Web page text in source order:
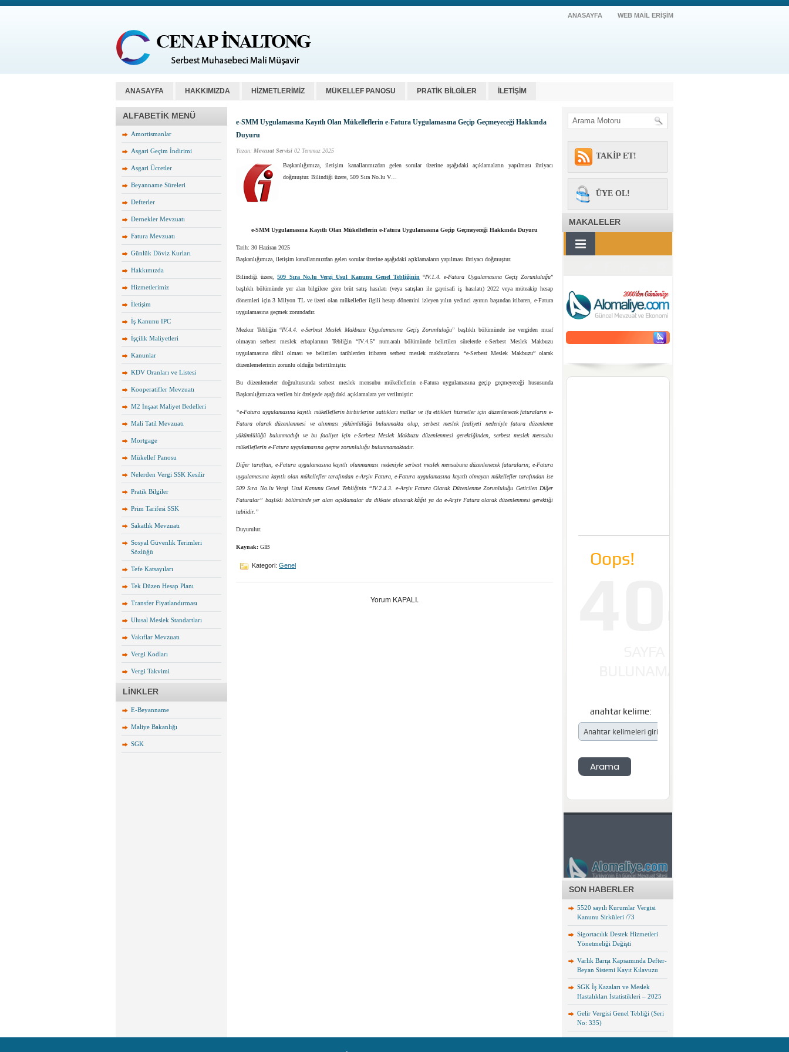
ANASAYFA WEB MAİL ERİŞİM
ANASAYFA HAKKIMIZDA HİZMETLERİMİZ MÜKELLEF PANOSU PRATİK BİLGİLER İLETİŞİM
ALFABETİK MENÜ
Amortismanlar
Asgari Geçim İndirimi
Asgari Ücretler
Beyanname Süreleri
Defterler
Dernekler Mevzuatı
Fatura Mevzuatı
Günlük Döviz Kurları
Hakkımızda
Hizmetlerimiz
İletişim
İş Kanunu IPC
İşçilik Maliyetleri
Kanunlar
KDV Oranları ve Listesi
Kooperatifler Mevzuatı
M2 İnşaat Maliyet Bedelleri
Mali Tatil Mevzuatı
Mortgage
Mükellef Panosu
Nelerden Vergi SSK Kesilir
Pratik Bilgiler
Prim Tarifesi SSK
Sakatlık Mevzuatı
Sosyal Güvenlik Terimleri
Sözlüğü
Tefe Katsayıları
Tek Düzen Hesap Planı
Transfer Fiyatlandırması
Ulusal Meslek Standartları
Vakıflar Mevzuatı
Vergi Kodları
Vergi Takvimi
LİNKLER
E-Beyanname
Maliye Bakanlığı
SGK
e-SMM Uygulamasına Kayıtlı Olan Mükelleflerin e-Fatura Uygulamasına Geçip Geçmeyeceği Hakkında
Duyuru
Yazan: Mevzuat Servisi 02 Temmuz 2025
Başkanlığımıza, iletişim kanallarımızdan gelen sorular üzerine aşağıdaki açıklamaların yapılması ihtiyacı
doğmuştur. Bilindiği üzere, 509 Sıra No.lu V…
e-SMM Uygulamasına Kayıtlı Olan Mükelleflerin e-Fatura Uygulamasına Geçip Geçmeyeceği Hakkında Duyuru
Tarih: 30 Haziran 2025
Başkanlığımıza, iletişim kanallarımızdan gelen sorular üzerine aşağıdaki açıklamaların yapılması ihtiyacı doğmuştur.
Bilindiği üzere,509 Sıra No.lu Vergi Usul Kanunu Genel Tebliğinin “IV.1.4. e-Fatura Uygulamasına Geçiş Zorunluluğu”
başlıklı bölümünde yer alan bilgilere göre brüt satış hasılatı (veya satışları ile gayrisafi iş hasılatı) 2022 veya müteakip hesap
dönemleri için 3 Milyon TL ve üzeri olan mükellefler ilgili hesap dönemini izleyen yılın yedinci ayının başından itibaren, e-Fatura
uygulamasına geçmek zorundadır.
Mezkur Tebliğin “IV.4.4. e-Serbest Meslek Makbuzu Uygulamasına Geçiş Zorunluluğu” başlıklı bölümünde ise vergiden muaf
olmayan serbest meslek erbaplarının Tebliğin “IV.4.5” numaralı bölümünde belirtilen sürelerde e-Serbest Meslek Makbuzu
uygulamasına dâhil olması ve belirtilen tarihlerden itibaren serbest meslek makbuzlarını “e-Serbest Meslek Makbuzu” olarak
düzenlemelerinin zorunlu olduğu belirtilmiştir.
Bu düzenlemeler doğrultusunda serbest meslek mensubu mükelleflerin e-Fatura uygulamasına geçip geçmeyeceği hususunda
Başkanlığımızca verilen bir özelgede aşağıdaki açıklamalara yer verilmiştir:
“e-Fatura uygulamasına kayıtlı mükelleflerin birbirlerine sattıkları mallar ve ifa ettikleri hizmetler için düzenlenecek faturaların e-
Fatura olarak düzenlenmesi ve alınması yükümlülüğü bulunmakta olup, serbest meslek faaliyeti nedeniyle fatura düzenleme
yükümlülüğü bulunmadığı ve bu faaliyet için e-Serbest Meslek Makbuzu düzenlenmesi gerektiğinden, serbest meslek mensubu
mükelleflerin e-Fatura uygulamasına geçme zorunluluğu bulunmamaktadır.
Diğer taraftan, e-Fatura uygulamasına kayıtlı olunmaması nedeniyle serbest meslek mensubuna düzenlenecek faturaların; e-Fatura
uygulamasına kayıtlı olan mükellefler tarafından e-Arşiv Fatura, e-Fatura uygulamasına kayıtlı olmayan mükellefler tarafından ise
509 Sıra No.lu Vergi Usul Kanunu Genel Tebliğinin “IV.2.4.3. e-Arşiv Fatura Olarak Düzenlenme Zorunluluğu Getirilen Diğer
Faturalar” başlıklı bölümünde yer alan açıklamalar da dikkate alınarak kâğıt ya da e-Arşiv Fatura olarak düzenlenmesi gerektiği
tabiidir.”
Duyurulur.
Kaynak: GİB
Kategori: Genel
Yorum KAPALI.
TAKİP ET!
ÜYE OL!
MAKALELER
SON HABERLER
5520 sayılı Kurumlar Vergisi
Kanunu Sirküleri /73
Sigortacılık Destek Hizmetleri
Yönetmeliği Değişti
Varlık Barışı Kapsamında Defter-
Beyan Sistemi Kayıt Kılavuzu
SGK İş Kazaları ve Meslek
Hastalıkları İstatistikleri – 2025
Gelir Vergisi Genel Tebliği (Seri
No: 335)